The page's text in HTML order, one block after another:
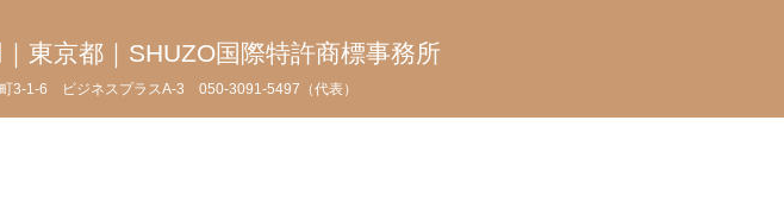
東京都｜SHUZO国際特許商標事務所
3-1-6 ビジネスプラスA-3 050-3091-5497（代表）